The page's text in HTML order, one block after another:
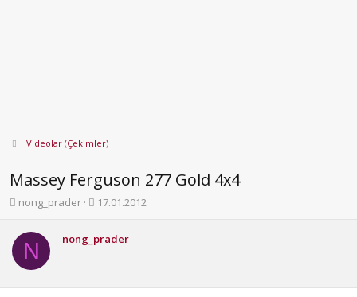
Videolar (Çekimler)
Massey Ferguson 277 Gold 4x4
K
n
y
u
nong_prader
B
l
g
17.01.2012
N nong_prader